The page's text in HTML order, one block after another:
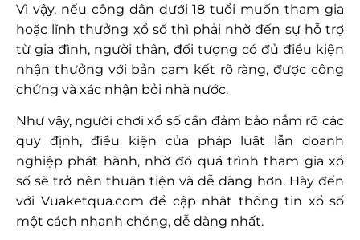
Vì vậy, nếu công dân dưới 18 tuổi muốn tham gia
hoặc lĩnh thưởng xổ số thì phải nhờ đến sự hỗ trợ
từ gia đình, người thân, đối tượng có đủ điều kiện
nhận thưởng với bản cam kết rõ ràng, được công
chứng và xác nhận bởi nhà nước.
Như vậy, người chơi xổ số cần đảm bảo nắm rõ các
quy định, điều kiện của pháp luật lẫn doanh
nghiệp phát hành, nhờ đó quá trình tham gia xổ
số sẽ trở nên thuận tiện và dễ dàng hơn. Hãy đến
với Vuaketqua.com để cập nhật thông tin xổ số
một cách nhanh chóng, dễ dàng nhất.